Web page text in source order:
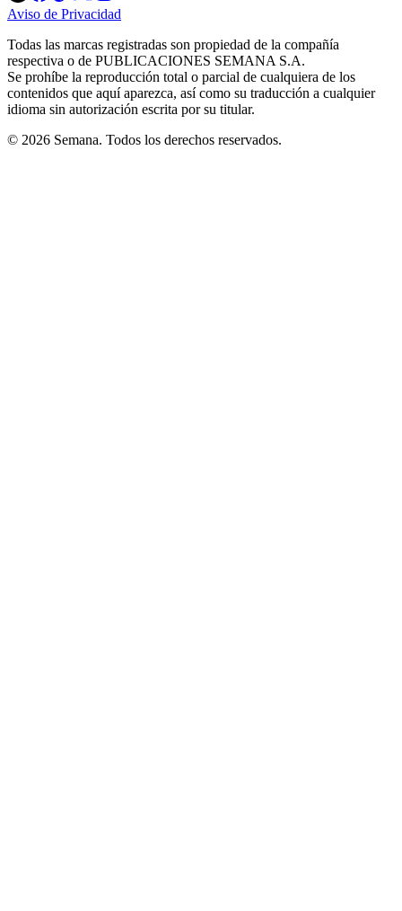
in
new
in
new
in
new
window
new
windowwindow
Aviso de Privacidad
new
window
Todas las marcas registradas son propiedad de la compañía
respectiva o de PUBLICACIONES SEMANA S.A.
Se prohíbe la reproducción total o parcial de cualquiera de los
contenidos que aquí aparezca, así como su traducción a cualquier
idioma sin autorización escrita por su titular.
© 2026 Semana. Todos los derechos reservados.